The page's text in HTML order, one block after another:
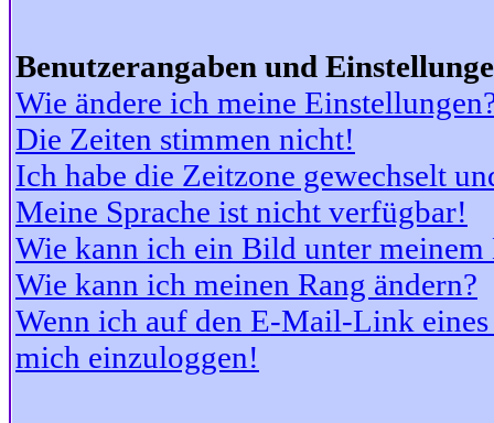
Benutzerangaben und
Wie ändere ich meine
Die Zeiten stimmen nicht!
Ich habe die Zeitzone gewechselt
Meine Sprache ist nicht verfügbar!
Wie kann ich ein Bild unter meinem
Wie kann ich meinen Rang ändern?
Wenn ich auf den E-Mail-Link
mich einzuloggen!